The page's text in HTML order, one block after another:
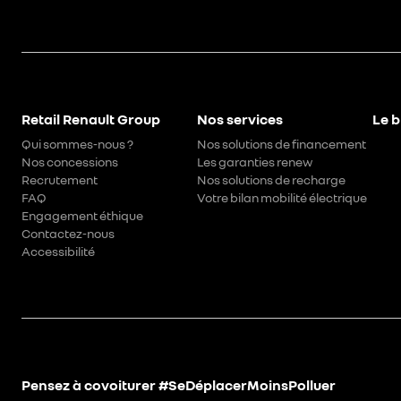
Retail Renault Group
Qui sommes-nous ?
Nos concessions
Recrutement
FAQ
Engagement éthique
Contactez-nous
Accessibilité
Nos services
Nos solutions de financement
Les garanties renew
Nos solutions de recharge
Votre bilan mobilité électrique
Le
Pensez à covoiturer #SeDéplacerMoinsPolluer